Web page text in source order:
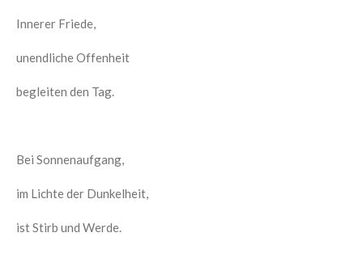
Innerer Friede,
unendliche Offenheit
begleiten den Tag.
Bei Sonnenaufgang,
im Lichte der Dunkelheit,
ist Stirb und Werde.